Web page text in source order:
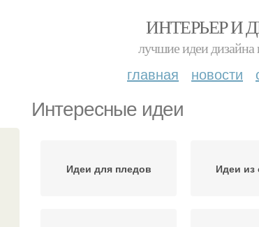
ИНТЕРЬЕР И
лучшие идеи дизайна
главная новости
Интересные идеи
Идеи для пледов Идеи из